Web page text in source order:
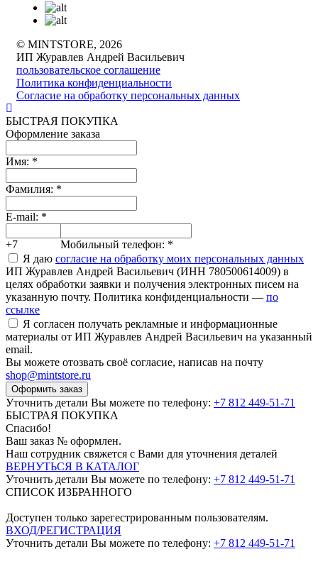
© MINTSTORE, 2026
ИП Журавлев Андрей Васильевич
пользовательское соглашение
Политика конфиденциальности
Согласие на обработку персональных данных
БЫСТРАЯ ПОКУПКА
Оформление заказа
Имя: *
Фамилия: *
E-mail: *
+7 Мобильный телефон: *
Я даю согласие на обработку моих персональных данных
ИП Журавлев Андрей Васильевич (ИНН 780500614009) в
целях обработки заявки и получения электронных писем на
указанную почту. Политика конфиденциальности — по
ссылке
Я согласен получать рекламные и информационные
материалы от ИП Журавлев Андрей Васильевич на указанный
email.
Вы можете отозвать своё согласие, написав на почту
shop@mintstore.ru
Оформить заказ
Уточнить детали Вы можете по телефону: +7 812 449-51-71
БЫСТРАЯ ПОКУПКА
Спасибо!
Ваш заказ № оформлен.
Наш сотрудник свяжется с Вами для уточнения деталей
ВЕРНУТЬСЯ В КАТАЛОГ
Уточнить детали Вы можете по телефону: +7 812 449-51-71
СПИСОК ИЗБРАННОГО
Доступен только зарегестрированным пользователям.
ВХОД/РЕГИСТРАЦИЯ
Уточнить детали Вы можете по телефону: +7 812 449-51-71